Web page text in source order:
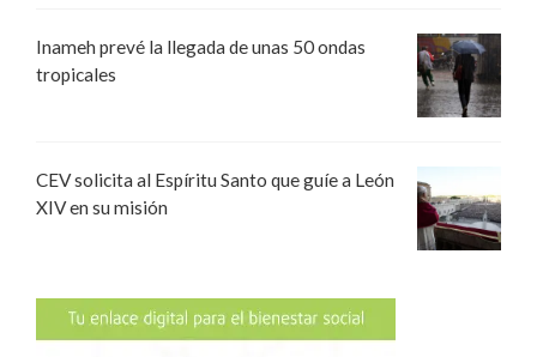
Inameh prevé la llegada de unas 50 ondas
tropicales
CEV solicita al Espíritu Santo que guíe a León
XIV en su misión